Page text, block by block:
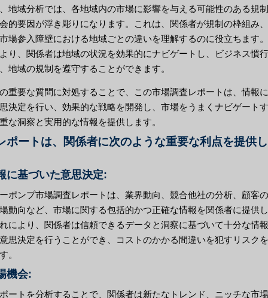
地域分析では、各地域内の市場に影響を与える可能性のある規
的要因が浮き彫りになります。これは、関係者が規制の枠組み
場参入障壁における地域ごとの違いを理解するのに役立ちます
り、関係者は地域の状況を効果的にナビゲートし、ビジネス慣
地域の規制を遵守することができます。
重要な質問に対処することで、この市場調査レポートは、情報
決定を行い、効果的な戦略を開発し、市場をうまくナビゲート
な洞察と実用的な情報を提供します。
ポートは、関係者に次のような重要な利点を提供
に基づいた意思決定:
ポンプ市場調査レポートは、業界動向、競合他社の分析、顧客
動向など、市場に関する包括的かつ正確な情報を関係者に提供
により、関係者は信頼できるデータと洞察に基づいて十分な情
思決定を行うことができ、コストのかかる間違いを犯すリスク
。
機会:
ートを分析することで、関係者は新たなトレンド、ニッチな市